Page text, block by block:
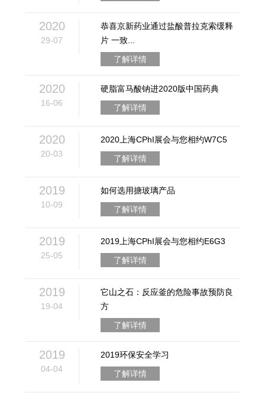
2020
29-07
恭喜京新药业通过盐酸普拉克索缓释
片 一致...
了解详情
2020
16-06
硬脂富马酸钠进2020版中国药典
了解详情
2020
20-03
2020上海CPhI展会与您相约W7C5
了解详情
2019
10-09
如何选用搪玻璃产品
了解详情
2019
25-05
2019上海CPhI展会与您相约E6G3
了解详情
2019
19-04
它山之石：反应釜的危险事故预防良
方
了解详情
2019
04-04
2019环保安全学习
了解详情